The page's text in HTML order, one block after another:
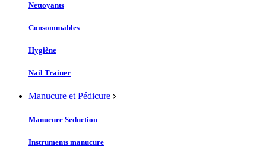
Nettoyants
Consommables
Hygiène
Nail Trainer
Manucure et Pédicure
Manucure Seduction
Instruments manucure